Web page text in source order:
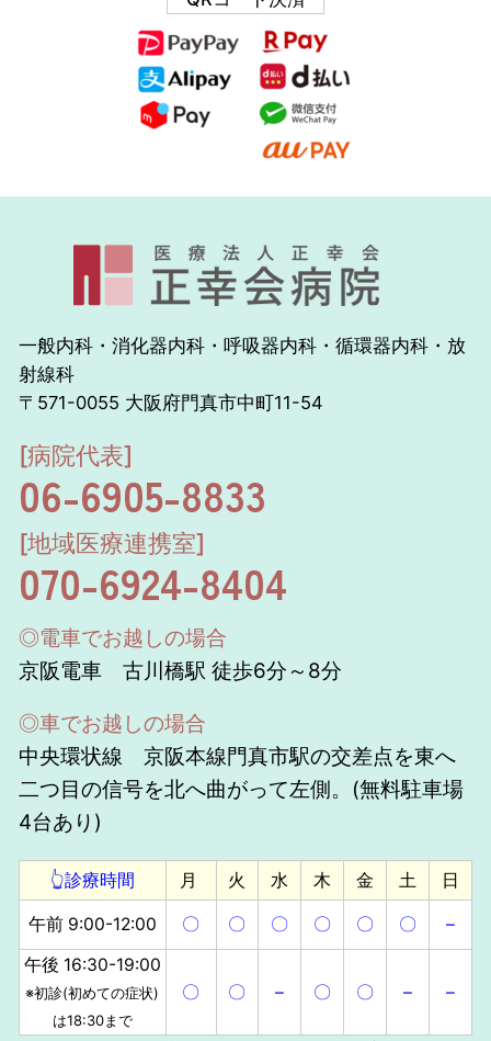
一般内科・消化器内科・呼吸器内科・循環器内科・放
射線科
〒571-0055 大阪府門真市中町11-54
[病院代表]
06-6905-8833
[地域医療連携室]
070-6924-8404
◎電車でお越しの場合
京阪電車 古川橋駅 徒歩6分～8分
◎車でお越しの場合
中央環状線 京阪本線門真市駅の交差点を東へ
二つ目の信号を北へ曲がって左側。(無料駐車場
4台あり)
👆診療時間 月 火 水 木 金 土 日
午前 9:00-12:00 〇 〇 〇 〇 〇 〇
–
午後 16:30-19:00
※初診(初めての症状)
は18:30まで
〇 〇 – 〇 〇 – –